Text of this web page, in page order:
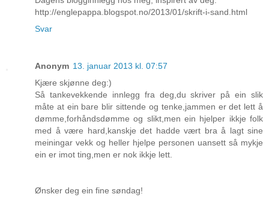
http://englepappa.blogspot.no/2013/01/skrift-i-sand.html
Svar
Anonym 13. januar 2013 kl. 07:57
Kjære skjønne deg:)
Så tankevekkende innlegg fra deg,du skriver på ein slik
måte at ein bare blir sittende og tenke,jammen er det lett å
dømme,forhåndsdømme og slikt,men ein hjelper ikkje folk
med å være hard,kanskje det hadde vært bra å lagt sine
meiningar vekk og heller hjelpe personen uansett så mykje
ein er imot ting,men er nok ikkje lett.
Ønsker deg ein fine søndag!